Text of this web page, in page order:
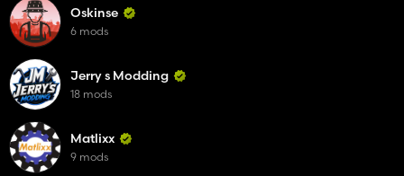
Oskinse
6 mods
Jerry s Modding
18 mods
Matlixx
9 mods